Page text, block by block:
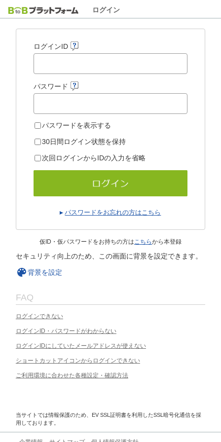
ログイン
ログインID
パスワード
パスワードを表示する
30日間ログイン状態を保持
次回ログインからIDの入力を省略
パスワードをお忘れの方はこちら
仮ID・仮パスワードをお持ちの方はこちらから本登録
セキュリティ向上のため、この画面に背景を設定できます。
背景を設定
FAQ
ログインできない
ログインID・パスワードがわからない
ログインIDにしていたメールアドレスが使えない
ショートカットアイコンからログインできない
ご利用環境に合わせた各種設定・確認方法
当サイトでは情報保護のため、EV SSL証明書を利用したSSL暗号化通信を採
用しております。